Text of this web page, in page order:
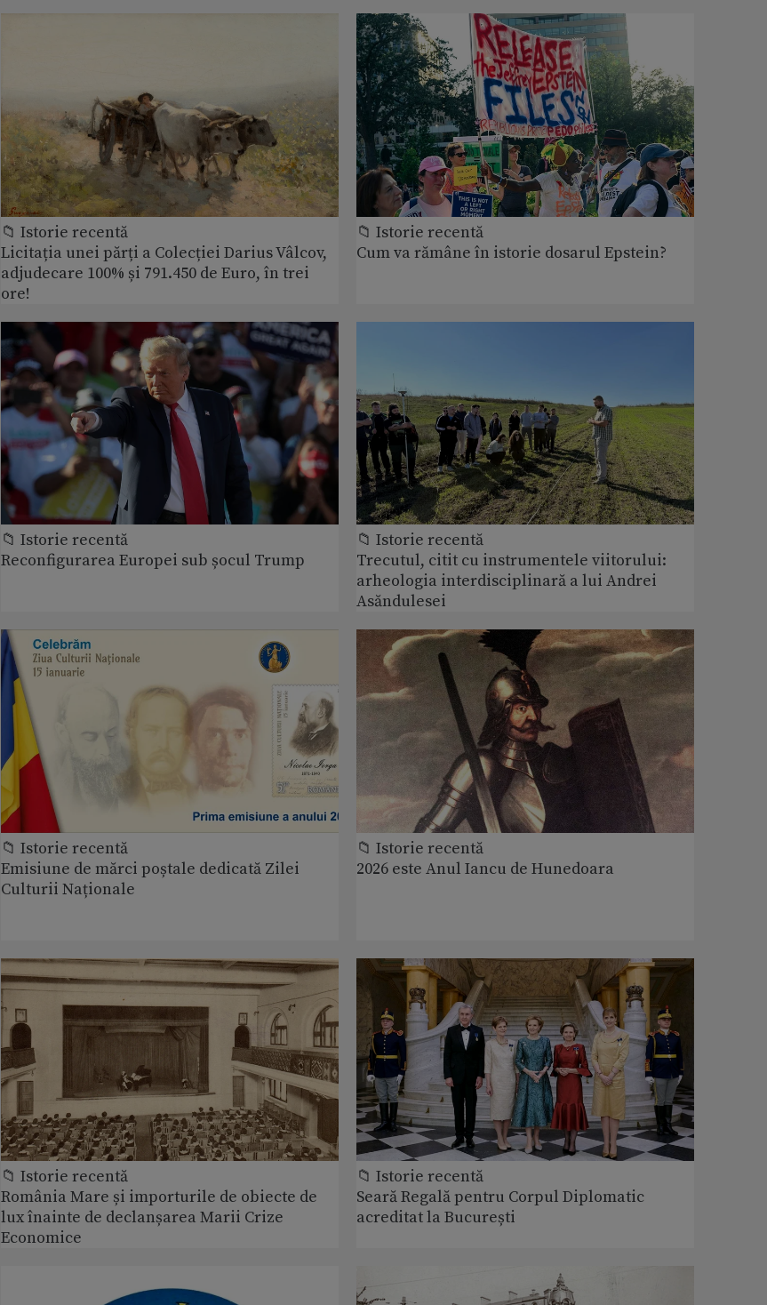
📁 Istorie recentă
Licitația unei părți a Colecției Darius Vâlcov,
adjudecare 100% și 791.450 de Euro, în trei
ore!
📁 Istorie recentă
Cum va rămâne în istorie dosarul Epstein?
📁 Istorie recentă
Reconfigurarea Europei sub șocul Trump
📁 Istorie recentă
Trecutul, citit cu instrumentele viitorului:
arheologia interdisciplinară a lui Andrei
Asăndulesei
📁 Istorie recentă
Emisiune de mărci poștale dedicată Zilei
Culturii Naționale
📁 Istorie recentă
2026 este Anul Iancu de Hunedoara
📁 Istorie recentă
România Mare și importurile de obiecte de
lux înainte de declanșarea Marii Crize
Economice
📁 Istorie recentă
Seară Regală pentru Corpul Diplomatic
acreditat la București